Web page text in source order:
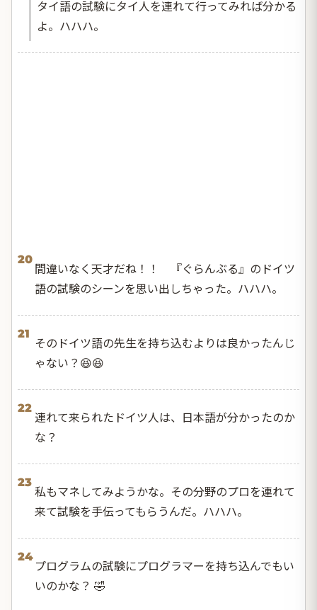
タイ語の試験にタイ人を連れて行ってみれば分かる
よ。ハハハ。
20
間違いなく天才だね！！ 『ぐらんぶる』のドイツ
語の試験のシーンを思い出しちゃった。ハハハ。
21
そのドイツ語の先生を持ち込むよりは良かったんじ
ゃない？😆😆
22
連れて来られたドイツ人は、日本語が分かったのか
な？
23
私もマネしてみようかな。その分野のプロを連れて
来て試験を手伝ってもらうんだ。ハハハ。
24
プログラムの試験にプログラマーを持ち込んでもい
いのかな？ 🤣